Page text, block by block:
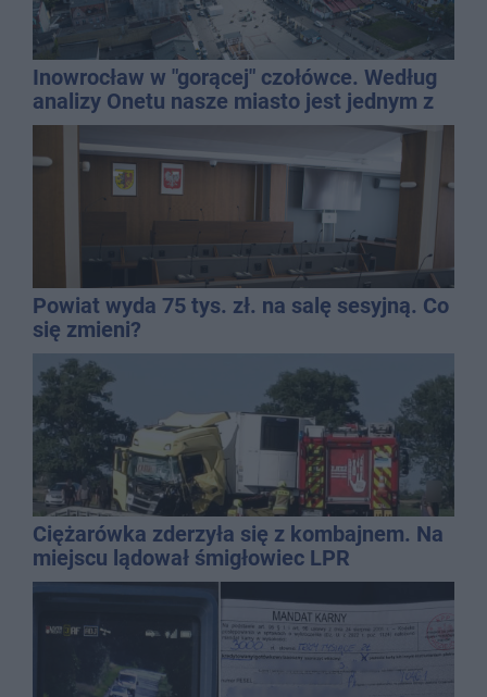
Inowrocław w "gorącej" czołówce. Według
analizy Onetu nasze miasto jest jednym z
najbardziej narażonych na upały
Powiat wyda 75 tys. zł. na salę sesyjną. Co
się zmieni?
Ciężarówka zderzyła się z kombajnem. Na
miejscu lądował śmigłowiec LPR